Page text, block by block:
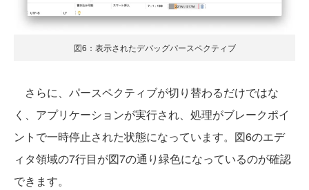
図6：表示されたデバッグパースペクティブ
さらに、パースペクティブが切り替わるだけではな
く、アプリケーションが実行され、処理がブレークポイ
ントで一時停止された状態になっています。図6のエデ
ィタ領域の7行目が図7の通り緑色になっているのが確認
できます。